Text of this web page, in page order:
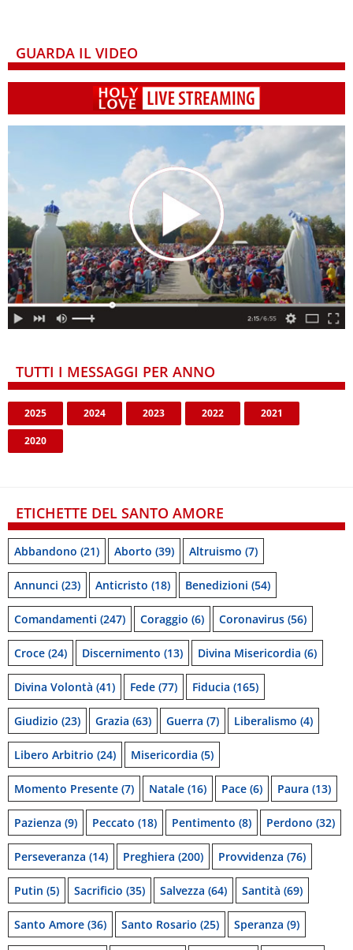
GUARDA IL VIDEO
TUTTI I MESSAGGI PER ANNO
2025 2024 2023 2022 2021
2020
ETICHETTE DEL SANTO AMORE
Abbandono (21) Aborto (39) Altruismo (7)
Annunci (23) Anticristo (18) Benedizioni (54)
Comandamenti (247) Coraggio (6) Coronavirus (56)
Croce (24) Discernimento (13) Divina Misericordia (6)
Divina Volontà (41) Fede (77) Fiducia (165)
Giudizio (23) Grazia (63) Guerra (7) Liberalismo (4)
Libero Arbitrio (24) Misericordia (5)
Momento Presente (7) Natale (16) Pace (6) Paura (13)
Pazienza (9) Peccato (18) Pentimento (8) Perdono (32)
Perseveranza (14) Preghiera (200) Provvidenza (76)
Putin (5) Sacrificio (35) Salvezza (64) Santità (69)
Santo Amore (36) Santo Rosario (25) Speranza (9)